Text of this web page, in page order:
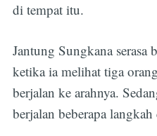
di tempat itu.
Jantung Sungkana serasa
ketika ia melihat tiga
berjalan ke arahnya.
berjalan beberapa